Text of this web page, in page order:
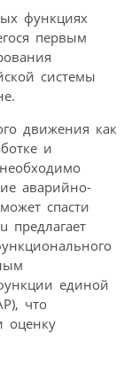
функциях
первым
системы
движения как
и
аварийно-
спасти
единой
что
оценку